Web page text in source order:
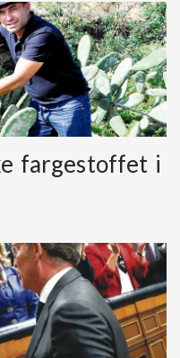
fargestoffet i